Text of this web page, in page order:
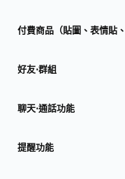
付費商品（貼圖、表情貼
好友⋅群組
聊天⋅通話功能
提醒功能